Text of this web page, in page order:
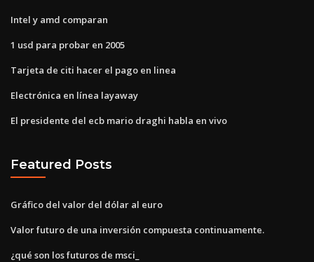
Intel y amd comparan
1 usd para probar en 2005
Tarjeta de citi hacer el pago en linea
Electrónica en línea layaway
El presidente del ecb mario draghi habla en vivo
Featured Posts
Gráfico del valor del dólar al euro
Valor futuro de una inversión compuesta continuamente.
¿qué son los futuros de msci_